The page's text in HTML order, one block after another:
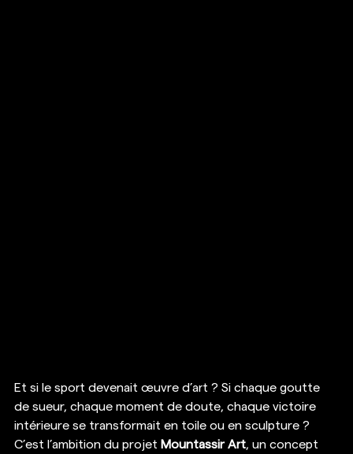
Et si le sport devenait œuvre d’art ? Si chaque goutte
de sueur, chaque moment de doute, chaque victoire
intérieure se transformait en toile ou en sculpture ?
C’est l’ambition du projet Mountassir Art, un concept